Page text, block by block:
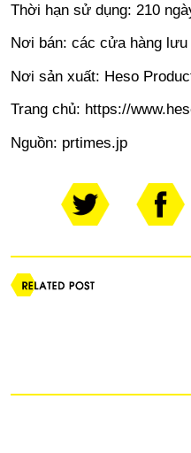
Thời hạn sử dụng: 210
Nơi bán: các cửa hàng
Nơi sản xuất: Heso
Trang chủ: https://
Nguồn: prtimes.jp